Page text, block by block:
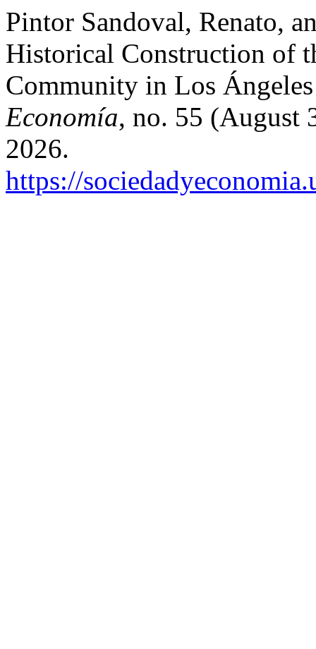
Pintor Sandoval, Renato,
Historical Construction of
Community in Los
Economía, no. 55 (August
2026.
https://